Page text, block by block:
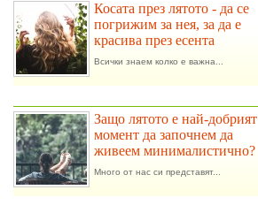
Косата през лятото - да се
погрижим за нея, за да е
красива през есента
Всички знаем колко е важна...
Защо лятото е най-добрият
момент да започнем да
живеем минималистично?
Много от нас си представят...